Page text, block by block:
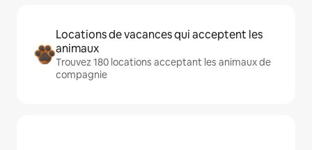
Locations de vacances qui acceptent les
animaux
Trouvez 180 locations acceptant les animaux de
compagnie